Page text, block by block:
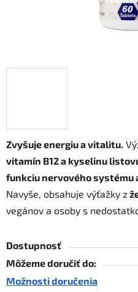
Zvyšuje energiu a vitalitu.
vitamín B12 a kyselinu
funkciu nervového systému
Navyše, obsahuje výťažky z
vegánov a osoby s
Dostupnosť
Môžeme doručiť do:
Možnosti doručenia